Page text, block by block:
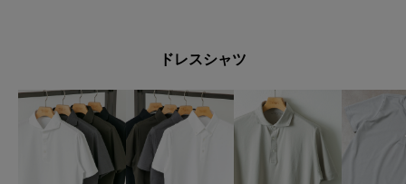
ドレスシャツ